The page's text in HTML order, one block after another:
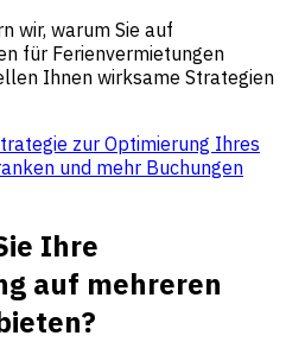
wir, warum Sie auf
für Ferienvermietungen
Ihnen wirksame Strategien
zur Optimierung Ihres
und mehr Buchungen
Ihre
auf mehreren